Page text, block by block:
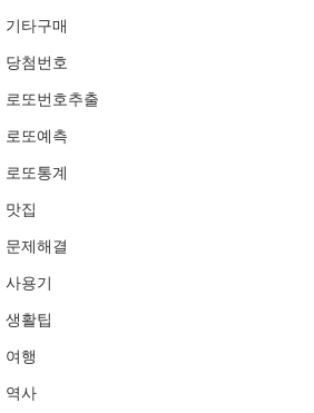
기타구매
당첨번호
로또번호추출
로또예측
로또통계
맛집
문제해결
사용기
생활팁
여행
역사